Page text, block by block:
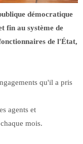
démocratique
fin au système de
de l'État,
qu'il a pris
agents et
mois.